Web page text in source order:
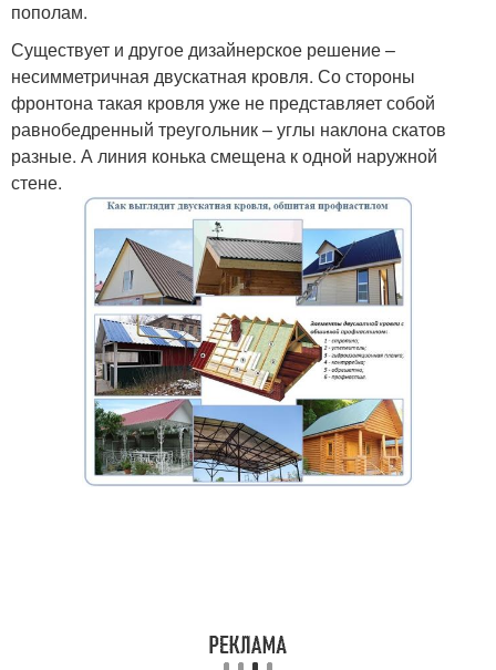
пополам.
Существует и другое дизайнерское решение –
несимметричная двускатная кровля. Со стороны
фронтона такая кровля уже не представляет собой
равнобедренный треугольник – углы наклона скатов
разные. А линия конька смещена к одной наружной
стене.